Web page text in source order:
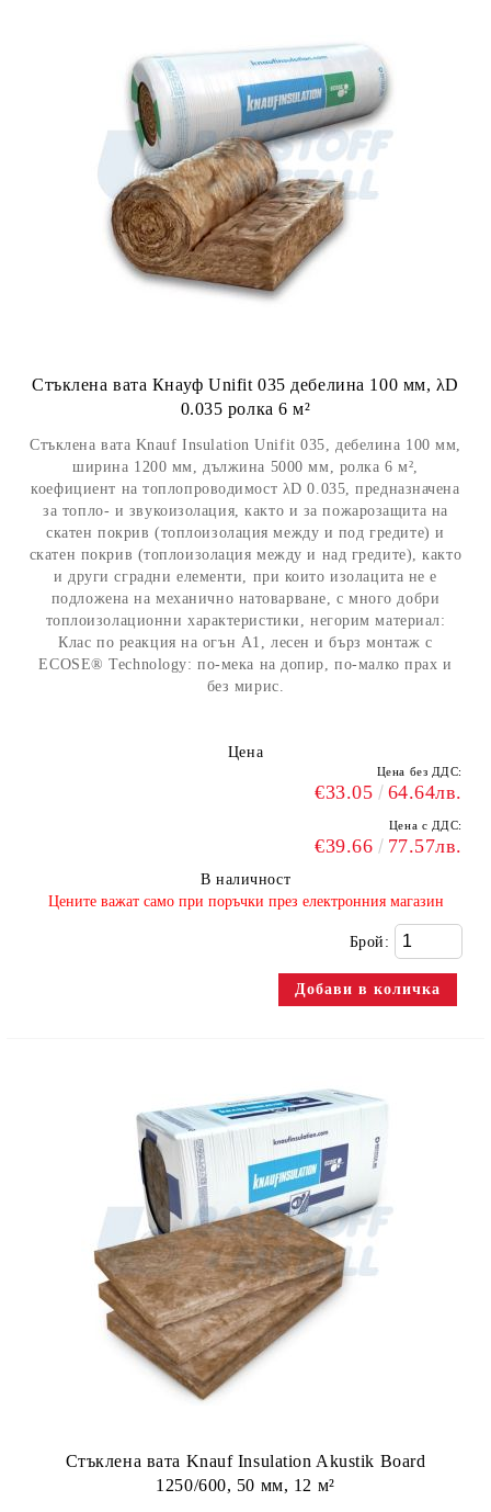
Стъклена вата Кнауф Unifit 035 дебелина 100 мм, λD
0.035 ролка 6 м²
Стъклена вата Knauf Insulation Unifit 035, дебелина 100 мм,
ширина 1200 мм, дължина 5000 мм, ролка 6 м²,
коефициент на топлопроводимост λD 0.035, предназначена
за топло- и звукоизолация, както и за пожарозащита на
скатен покрив (топлоизолация между и под гредите) и
скатен покрив (топлоизолация между и над гредите), както
и други сградни елементи, при които изолацита не е
подложена на механично натоварване, с много добри
топлоизолационни характеристики, негорим материал:
Клас по реакция на огън A1, лесен и бърз монтаж с
ECOSE® Technology: по-мека на допир, по-малко прах и
без мирис.
Цена
Цена без ДДС:
€33.05 64.64лв.
Цена с ДДС:
€39.66 77.57лв.
В наличност
​Цените важат само при поръчки през електронния магазин
Брой:
Стъклена вата Knauf Insulation Akustik Board
1250/600, 50 мм, 12 м²